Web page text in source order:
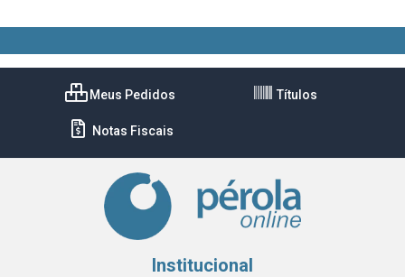
Meus Pedidos Títulos
Notas Fiscais
Institucional